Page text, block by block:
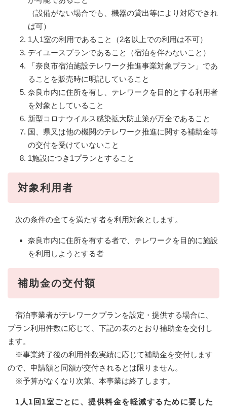
（設備がない場合でも、機器の貸出等により対応できれ
ば可）
1人1室の利用であること（2名以上での利用は不可）
デイユースプランであること（宿泊を伴わないこと）
「奈良市宿泊施設テレワーク推進事業対象プラン」であ
ることを販売時に明記していること
奈良市内に住所を有し、テレワークを目的とする利用者
を対象としていること
新型コロナウイルス感染拡大防止策が万全であること
国、県又は他の機関のテレワーク推進に関する補助金等
の交付を受けていないこと
1施設につき1プランとすること
対象利用者
次の条件の全てを満たす者を利用対象とします。
奈良市内に住所を有する者で、テレワークを目的に施設
を利用しようとする者
補助金の交付額
宿泊事業者がテレワークプランを設定・提供する場合に、
プラン利用件数に応じて、下記の表のとおり補助金を交付し
ます。
※事業終了後の利用件数実績に応じて補助金を交付します
ので、申請額と同額が交付されるとは限りません。
※予算がなくなり次第、本事業は終了します。
1人1回1室ごとに、提供料金を軽減するために要した